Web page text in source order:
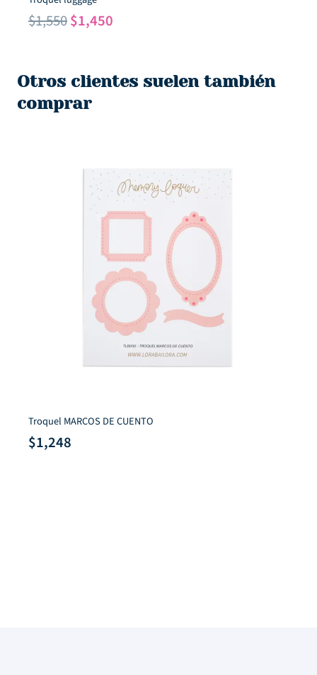
1,550El
era:
$1,550.
$1,450El
es:
Otros clientes suelen también
comprar
Troquel MARCOS DE CUENTO
$1,248